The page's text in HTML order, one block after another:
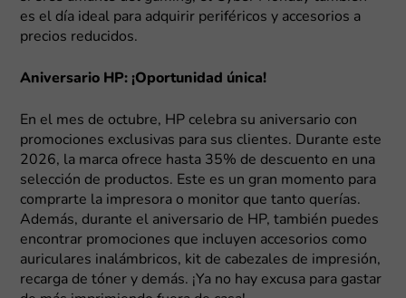
es el día ideal para adquirir periféricos y accesorios a
precios reducidos.
Aniversario HP: ¡Oportunidad única!
En el mes de octubre, HP celebra su aniversario con
promociones exclusivas para sus clientes. Durante este
2026, la marca ofrece hasta 35% de descuento en una
selección de productos. Este es un gran momento para
comprarte la impresora o monitor que tanto querías.
Además, durante el aniversario de HP, también puedes
encontrar promociones que incluyen accesorios como
auriculares inalámbricos, kit de cabezales de impresión,
recarga de tóner y demás. ¡Ya no hay excusa para gastar